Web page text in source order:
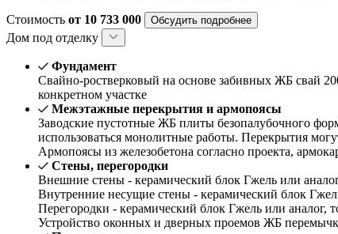
Стоимость от 10 733 000 Обсудить подробнее
Дом под отделку
Фундамент
Свайно-ростверковый на основе забивных ЖБ свай
конкретном участке
Межэтажные перекрытия и армопоясы
Заводские пустотные ЖБ плиты безопалубочного
использоваться монолитные работы. Перекрытия
Армопоясы из железобетона согласно проекта,
Стены, перегородки
Внешние стены - керамический блок Гжель или
Внутренние несущие стены - керамический блок
Перегородки - керамический блок Гжель или аналог,
Устройство оконных и дверных проемов ЖБ